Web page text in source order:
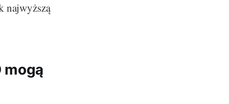
najwyższą
mogą